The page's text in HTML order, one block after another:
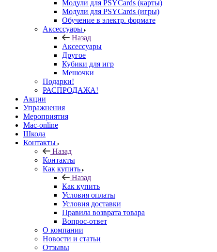
Модули для PSYCards (карты)
Модули для PSYCards (игры)
Обучение в электр. формате
Аксессуары
Назад
Аксессуары
Другое
Кубики для игр
Мешочки
Подарки!
РАСПРОДАЖА!
Акции
Упражнения
Мероприятия
Mac-online
Школа
Контакты
Назад
Контакты
Как купить
Назад
Как купить
Условия оплаты
Условия доставки
Правила возврата товара
Вопрос-ответ
О компании
Новости и статьи
Отзывы